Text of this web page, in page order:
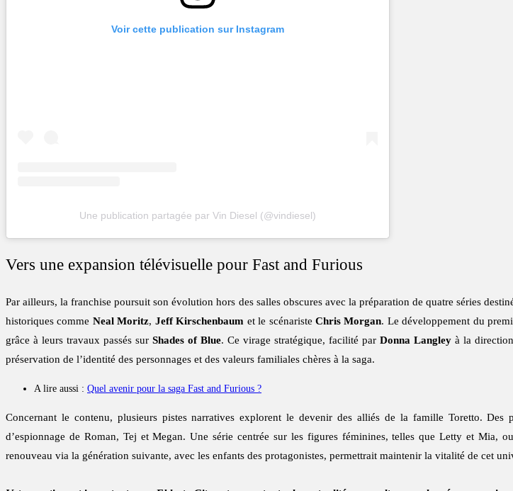
Voir cette publication sur Instagram
Une publication partagée par Vin Diesel (@vindiesel)
Vers une expansion télévisuelle pour Fast and Furious
Par ailleurs, la franchise poursuit son évolution hors des salles obscures avec la préparation de quatre séries
historiques comme Neal Moritz, Jeff Kirschenbaum et le scénaristeChris Morgan. Le développement du
grâce à leurs travaux passés sur Shades of Blue. Ce virage stratégique, facilité par Donna Langley à la
préservation de l’identité des personnages et des valeurs familiales chères à la saga.
A lire aussi : Quel avenir pour la saga Fast and Furious ?
Concernant le contenu, plusieurs pistes narratives explorent le devenir des alliés de la famille Toretto.
d’espionnage de Roman, Tej et Megan. Une série centrée sur les figures féminines, telles que Letty et Mia,
renouveau via la génération suivante, avec les enfants des protagonistes, permettrait maintenir la vitalité de cet